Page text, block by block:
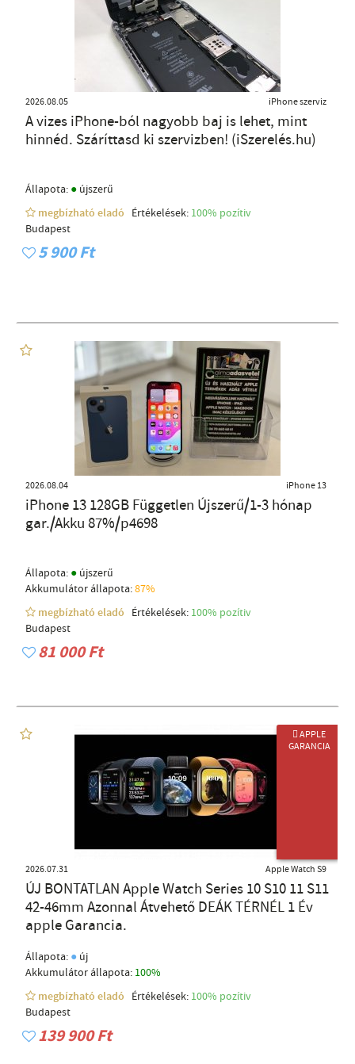
2026.08.05 iPhone szerviz
A vizes iPhone-ból nagyobb baj is lehet, mint
hinnéd. Száríttasd ki szervizben! (iSzerelés.hu)
Állapota: ● újszerű
megbízható eladó
Értékelések: 100% pozítiv
Budapest
5 900 Ft
2026.08.04 iPhone 13
iPhone 13 128GB Független Újszerű/1-3 hónap
gar./Akku 87%/p4698
Állapota: ● újszerű
Akkumulátor állapota:87%
megbízható eladó
Értékelések: 100% pozítiv
Budapest
81 000 Ft
 APPLE
GARANCIA
2026.07.31 Apple Watch S9
ÚJ BONTATLAN Apple Watch Series 10 S10 11 S11
42-46mm Azonnal Átvehető DEÁK TÉRNÉL 1 Év
apple Garancia.
Állapota: ● új
Akkumulátor állapota: 100%
megbízható eladó
Értékelések: 100% pozítiv
Budapest
139 900 Ft